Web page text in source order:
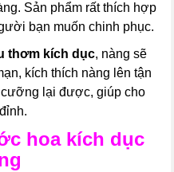
Sản phẩm rất thích hợp
bạn muốn chinh phục.
thơm kích dục, nàng sẽ
kích thích nàng lên tận
lại được, giúp cho
hoa kích dục